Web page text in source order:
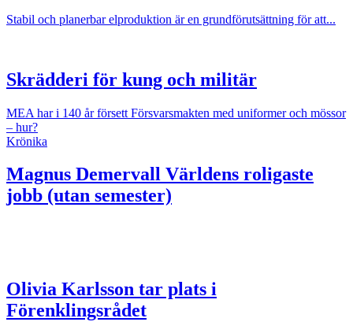
Stabil och planerbar elproduktion är en grundförutsättning för att...
Skrädderi för kung och militär
MEA har i 140 år försett Försvarsmakten med uniformer och mössor
– hur?
Krönika
Magnus Demervall Världens roligaste
jobb (utan semester)
Olivia Karlsson tar plats i
Förenklingsrådet